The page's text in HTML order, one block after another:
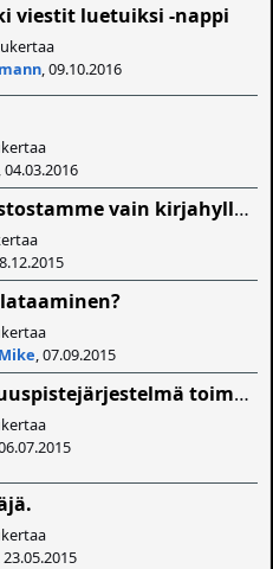
viestit luetuiksi -nappi
, 09.10.2016
04.03.2016
Käytätkö sivustostamme vain kirjahyllytoimintoa ja Kirjastoa?
, 07.09.2015
Miten aktiivisuuspistejärjestelmä toimii?
23.05.2015